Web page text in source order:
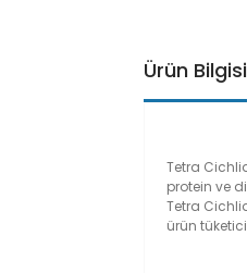
Ürün Bilgisi
Tetra
protein ve
Tetra
ürün